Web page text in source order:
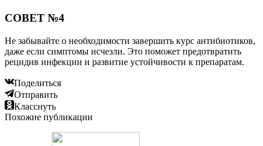
СОВЕТ №4
Не забывайте о необходимости завершить курс антибиотиков,
даже если симптомы исчезли. Это поможет предотвратить
рецидив инфекции и развитие устойчивости к препаратам.
Поделиться
Отправить
Класснуть
Похожие публикации